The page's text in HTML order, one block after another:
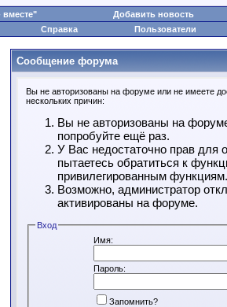
Добавить новость
Справка Пользователи
Сообщение форума
Вы не авторизованы на форуме или не имеете
нескольких причин:
Вы не авторизованы на
попробуйте ещё раз.
У Вас недостаточно прав для
пытаетесь обратиться к
привилегированным функциям.
Возможно, администратор
активированы на форуме.
Вход
Имя:
Пароль:
Запомнить?